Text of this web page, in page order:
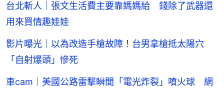
台北斬人｜張文生活費主要靠媽媽給 錢除了武器還
用來買情趣娃娃
影片曝光｜以為改造手槍故障！台男拿槍抵太陽穴
「自射爆頭」慘死
車cam｜美國公路雷擊瞬間「電光炸裂」噴火球 網